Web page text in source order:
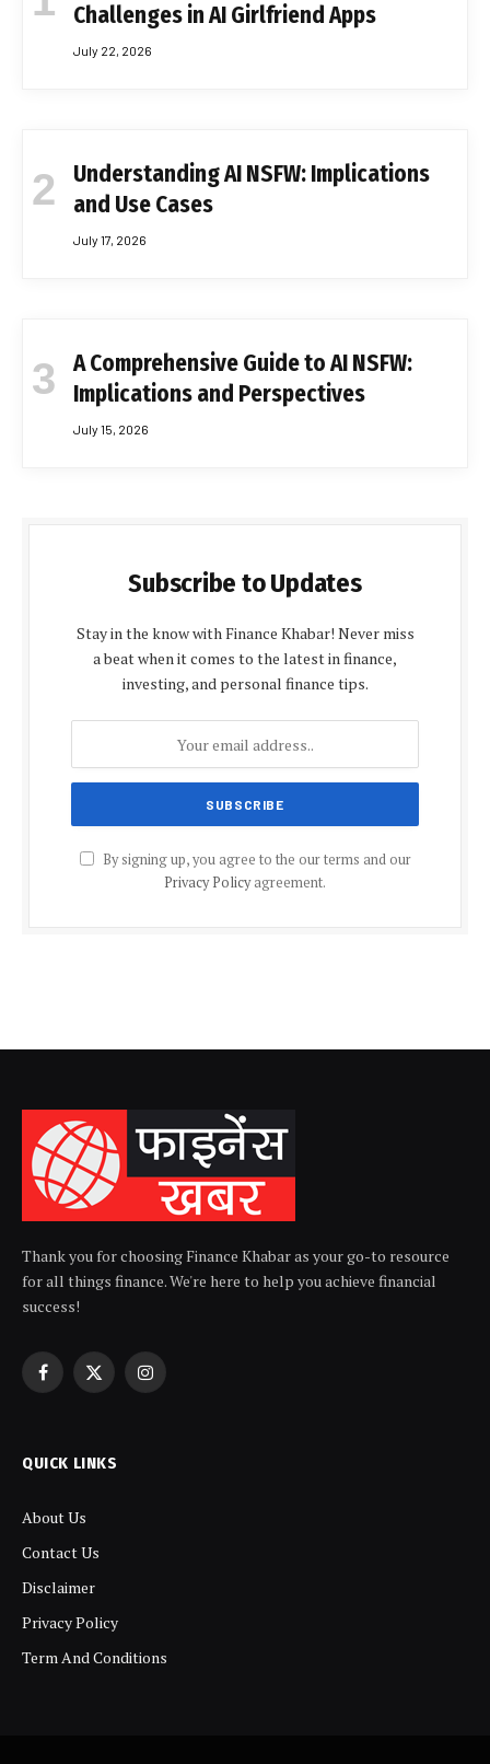
Challenges in AI Girlfriend Apps
July 22, 2026
Understanding AI NSFW: Implications
and Use Cases
July 17, 2026
A Comprehensive Guide to AI NSFW:
Implications and Perspectives
July 15, 2026
Subscribe to Updates
Stay in the know with Finance Khabar! Never miss
a beat when it comes to the latest in finance,
investing, and personal finance tips.
By signing up, you agree to the our terms and our
Privacy Policyagreement.
Thank you for choosing Finance Khabar as your go-to resource
for all things finance. We're here to help you achieve financial
success!
Facebook
X
Instagram
QUICK LINKS
About Us
Contact Us
Disclaimer
Privacy Policy
Term And Conditions